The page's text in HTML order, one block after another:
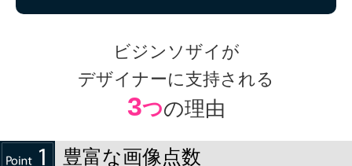
ビジンソザイが
デザイナーに支持される
3つの理由
豊富な画像点数